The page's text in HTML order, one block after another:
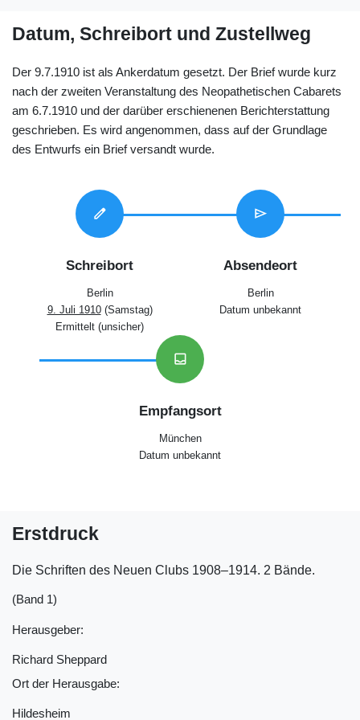
Datum, Schreibort und Zustellweg
Der 9.7.1910 ist als Ankerdatum gesetzt. Der Brief wurde kurz
nach der zweiten Veranstaltung des Neopathetischen Cabarets
am 6.7.1910 und der darüber erschienenen Berichterstattung
geschrieben. Es wird angenommen, dass auf der Grundlage
des Entwurfs ein Brief versandt wurde.
edit
Schreibort
Berlin
9. Juli 1910(Samstag)
Ermittelt (unsicher)
send
Absendeort
Berlin
Datum unbekannt
inbox
Empfangsort
München
Datum unbekannt
Erstdruck
Die Schriften des Neuen Clubs 1908–1914. 2 Bände.
(Band 1)
Herausgeber:
Richard Sheppard
Ort der Herausgabe:
Hildesheim